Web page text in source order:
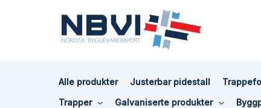
Alle produkter Justerbar pidestall
Trapper
Galvaniserte produkter